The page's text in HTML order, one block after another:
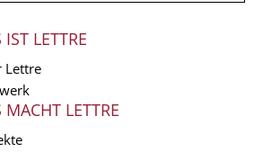
IST LETTRE
Lettre
MACHT LETTRE